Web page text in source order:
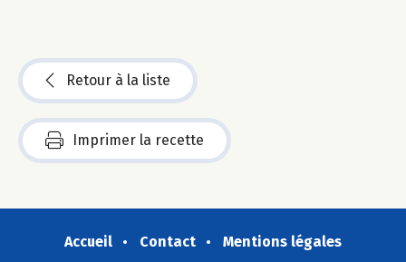
Retour à la liste
Imprimer la recette
Accueil Contact
Mentions légales